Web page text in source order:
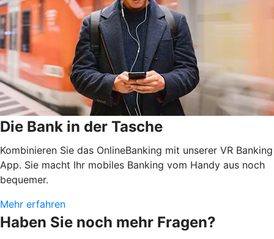
Die Bank in der Tasche
Kombinieren Sie das OnlineBanking mit unserer VR Banking
App. Sie macht Ihr mobiles Banking vom Handy aus noch
bequemer.
Mehr erfahren
Haben Sie noch mehr Fragen?